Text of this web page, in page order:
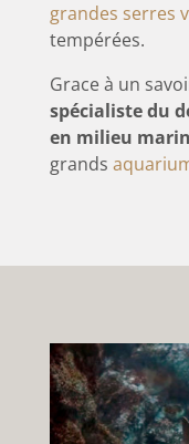
grandes serres
tempérées.
Grace à un
spécialiste du
en milieu marin
grands